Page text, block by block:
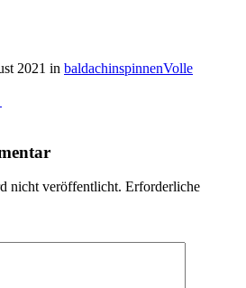
2021 in baldachinspinnenVolle
nicht veröffentlicht. Erforderliche